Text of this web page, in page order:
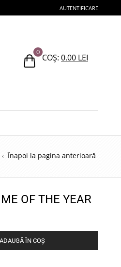
AUTENTIFICARE
0
COȘ: 0.00 LEI
Înapoi la pagina anterioară
OF THE YEAR
ADAUGĂ ÎN COȘ